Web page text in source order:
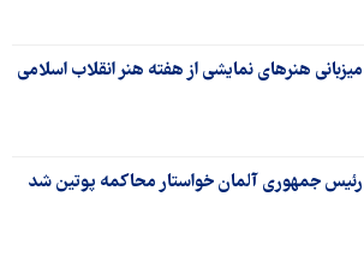
میزبانی هنرهای نمایشی از هفته هنر انقلاب اسلامی
رئیس جمهوری آلمان خواستار محاکمه پوتین شد